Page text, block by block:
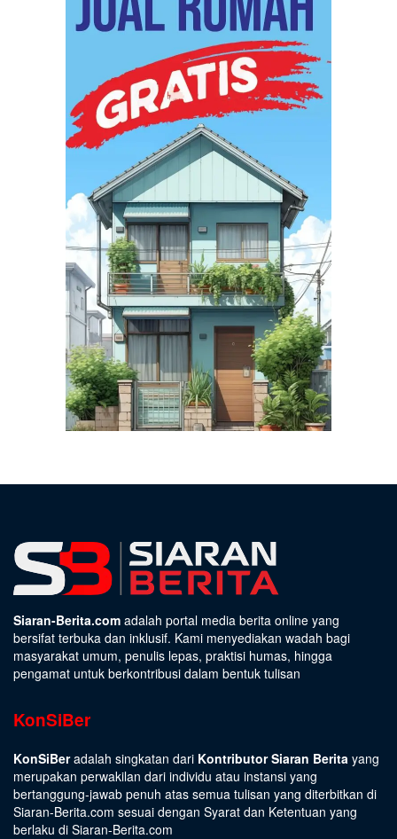
Siaran-Berita.com adalah portal media berita online yang
bersifat terbuka dan inklusif. Kami menyediakan wadah bagi
masyarakat umum, penulis lepas, praktisi humas, hingga
pengamat untuk berkontribusi dalam bentuk tulisan
KonSiBer
KonSiBeradalah singkatan dari Kontributor Siaran Berita yang
merupakan perwakilan dari individu atau instansi yang
bertanggung-jawab penuh atas semua tulisan yang diterbitkan di
Siaran-Berita.com sesuai dengan Syarat dan Ketentuan yang
berlaku di Siaran-Berita.com